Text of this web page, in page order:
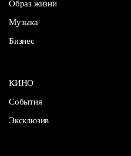
Образ жизни
Музыка
Бизнес
КИНО
События
Эксклюзив